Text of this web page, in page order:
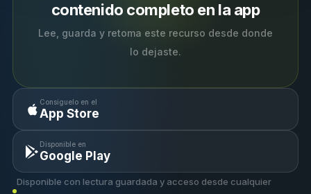
contenido completo en la app
Lee, guarda y retoma este recurso desde donde
lo dejaste.
Consíguelo en el
App Store
Disponible en
Google Play
Disponible con lectura guardada y acceso desde cualquier